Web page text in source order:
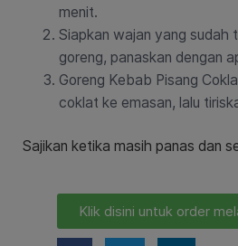
menit.
Siapkan wajan yang sudah
goreng, panaskan dengan
Goreng Kebab Pisang
coklat ke emasan, lalu
Sajikan ketika masih panas dan
Klik disini untuk order